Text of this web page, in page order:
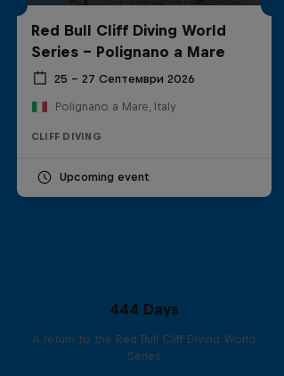
Red Bull Cliff Diving World
Series - Polignano a Mare
25 – 27 Септември 2026
Polignano a Mare, Italy
CLIFF DIVING
Upcoming event
444 Days
A return to the Red Bull Cliff Diving World
Series